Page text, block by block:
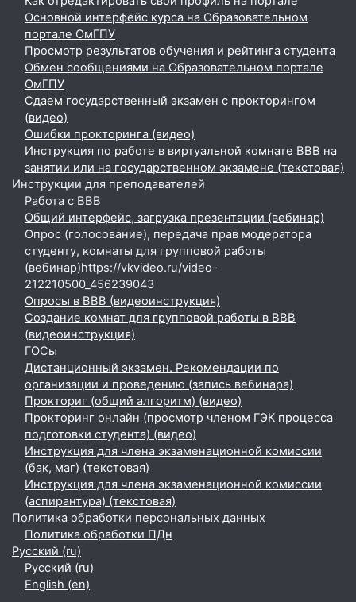
Основной интерфейс курса на Образовательном
портале ОмГПУ
Просмотр результатов обучения и рейтинга студента
Обмен сообщениями на Образовательном портале
ОмГПУ
Сдаем государственный экзамен с прокторингом
(видео)
Ошибки прокторинга (видео)
Инструкция по работе в виртуальной комнате BBB на
занятии или на государственном экзамене (текстовая)
Инструкции для преподавателей
Работа с BBB
Общий интерфейс, загрузка презентации (вебинар)
Опрос (голосование), передача прав модератора
студенту, комнаты для групповой работы
(вебинар)https://vkvideo.ru/video-
212210500_456239043
Опросы в BBB (видеоинструкция)
Создание комнат для групповой работы в BBB
(видеоинструкция)
ГОСы
Дистанционный экзамен. Рекомендации по
организации и проведению (запись вебинара)
Прокториг (общий алгоритм) (видео)
Прокторинг онлайн (просмотр членом ГЭК процесса
подготовки студента) (видео)
Инструкция для члена экзаменационной комиссии
(бак, маг) (текстовая)
Инструкция для члена экзаменационной комиссии
(аспирантура) (текстовая)
Политика обработки персональных данных
Политика обработки ПДн
Русский ‎(ru)‎
Русский ‎(ru)‎
English ‎(en)‎